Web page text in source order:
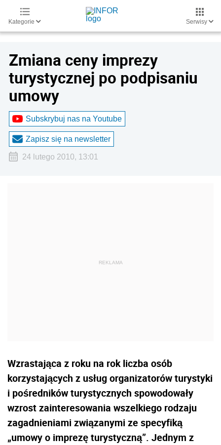
Kategorie Serwisy
Zmiana ceny imprezy
turystycznej po podpisaniu
umowy
Subskrybuj nas na Youtube
Zapisz się na newsletter
24 lutego 2010, 13:01
Wzrastająca z roku na rok liczba osób
korzystających z usług organizatorów turystyki
i pośredników turystycznych spowodowały
wzrost zainteresowania wszelkiego rodzaju
zagadnieniami związanymi ze specyfiką
„umowy o imprezę turystyczną”. Jednym z